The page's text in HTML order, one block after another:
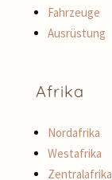
Fahrzeuge
Ausrüstung
Afrika
Nordafrika
Westafrika
Zentralafrika